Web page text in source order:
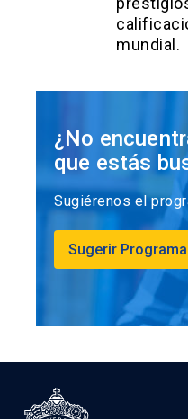
mundial.
¿No
que estás
Sugiérenos el
Sugerir Programa